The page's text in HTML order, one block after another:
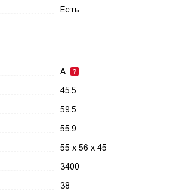
Есть
A
45.5
59.5
55.9
55 x 56 x 45
3400
38